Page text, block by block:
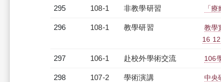
295 108-1 非教學研習 「
296 108-1 教學研習
教學
16
297 106-1 赴校外學術交流 106
298 107-2 學術演講 中央